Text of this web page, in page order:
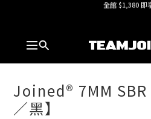
全館 $1,380 即
Joined® 7MM
／黑】